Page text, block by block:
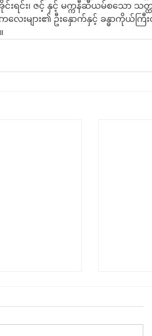
း၊ ဇင့် နှင့် မက္ကနီဆီယမ်စသော သတ္ထု
များ၏ ဦးနှောက်နှင့် ခန္ဓာကိုယ်ကြီး